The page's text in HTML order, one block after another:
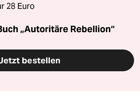
28 Euro
„Autoritäre Rebellion“
bestellen